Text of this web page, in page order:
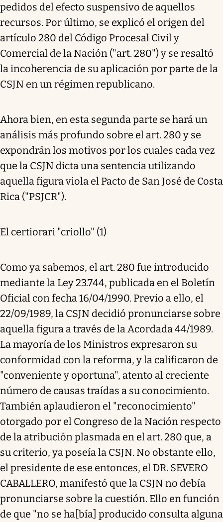
pedidos del efecto suspensivo de aquellos
recursos. Por último, se explicó el origen del
artículo 280 del Código Procesal Civil y
Comercial de la Nación ("art. 280") y se resaltó
la incoherencia de su aplicación por parte de la
CSJN en un régimen republicano.
Ahora bien, en esta segunda parte se hará un
análisis más profundo sobre el art. 280 y se
expondrán los motivos por los cuales cada vez
que la CSJN dicta una sentencia utilizando
aquella figura viola el Pacto de San José de Costa
Rica ("PSJCR").
El certiorari "criollo" (1)
Como ya sabemos, el art. 280 fue introducido
mediante la Ley 23.744, publicada en el Boletín
Oficial con fecha 16/04/1990. Previo a ello, el
22/09/1989, la CSJN decidió pronunciarse sobre
aquella figura a través de la Acordada 44/1989.
La mayoría de los Ministros expresaron su
conformidad con la reforma, y la calificaron de
"conveniente y oportuna", atento al creciente
número de causas traídas a su conocimiento.
También aplaudieron el "reconocimiento"
otorgado por el Congreso de la Nación respecto
de la atribución plasmada en el art. 280 que, a
su criterio, ya poseía la CSJN. No obstante ello,
el presidente de ese entonces, el DR. SEVERO
CABALLERO, manifestó que la CSJN no debía
pronunciarse sobre la cuestión. Ello en función
de que "no se ha[bía] producido consulta alguna